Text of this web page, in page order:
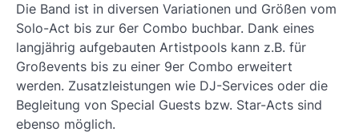
Die Band ist in diversen Variationen und Größen vom
Solo-Act bis zur 6er Combo buchbar. Dank eines
langjährig aufgebauten Artistpools kann z.B. für
Großevents bis zu einer 9er Combo erweitert
werden. Zusatzleistungen wie DJ-Services oder die
Begleitung von Special Guests bzw. Star-Acts sind
ebenso möglich.